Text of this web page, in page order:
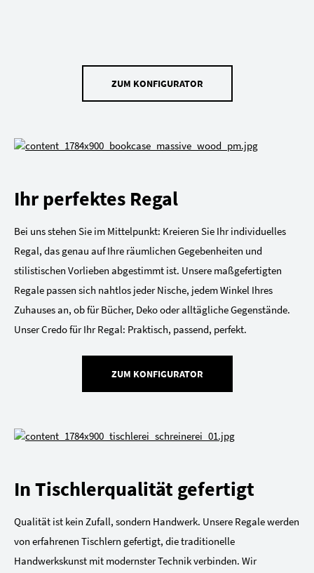
ZUM KONFIGURATOR
Ihr perfektes Regal
Bei uns stehen Sie im Mittelpunkt: Kreieren Sie Ihr individuelles
Regal, das genau auf Ihre räumlichen Gegebenheiten und
stilistischen Vorlieben abgestimmt ist. Unsere maßgefertigten
Regale passen sich nahtlos jeder Nische, jedem Winkel Ihres
Zuhauses an, ob für Bücher, Deko oder alltägliche Gegenstände.
Unser Credo für Ihr Regal: Praktisch, passend, perfekt.
ZUM KONFIGURATOR
In Tischlerqualität gefertigt
Qualität ist kein Zufall, sondern Handwerk. Unsere Regale werden
von erfahrenen Tischlern gefertigt, die traditionelle
Handwerkskunst mit modernster Technik verbinden. Wir